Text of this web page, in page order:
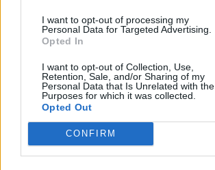
I want to opt-out of processing my
Personal Data for Targeted Advertising.
Opted In
I want to opt-out of Collection, Use,
Retention, Sale, and/or Sharing of my
Personal Data that Is Unrelated with the
Purposes for which it was collected.
Opted Out
CONFIRM
KAPCSOLÓDÓ MŰTÁRGYAK